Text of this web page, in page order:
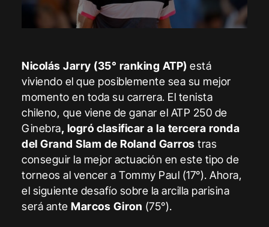
Nicolás Jarry (35° ranking ATP) está
viviendo el que posiblemente sea su mejor
momento en toda su carrera. El tenista
chileno, que viene de ganar el ATP 250 de
Ginebra, logró clasificar a la tercera ronda
del Grand Slam de Roland Garros tras
conseguir la mejor actuación en este tipo de
torneos al vencer a Tommy Paul (17°). Ahora,
el siguiente desafío sobre la arcilla parisina
será anteMarcos Giron (75°).